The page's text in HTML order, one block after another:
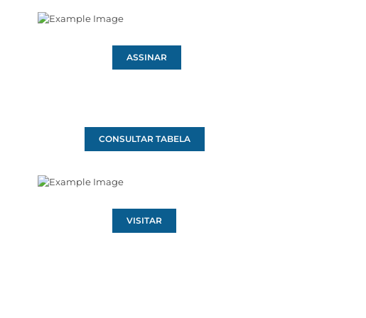
ASSINAR
CONSULTAR TABELA
VISITAR